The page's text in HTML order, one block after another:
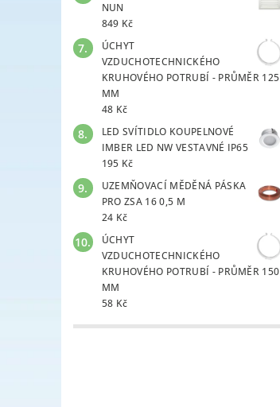
NUN
849 Kč
ÚCHYT
VZDUCHOTECHNICKÉHO
KRUHOVÉHO POTRUBÍ - PRŮMĚR 125
MM
48 Kč
LED SVÍTIDLO KOUPELNOVÉ
IMBER LED NW VESTAVNÉ IP65
195 Kč
UZEMŇOVACÍ MĚDĚNÁ PÁSKA
PRO ZSA 16 0,5 M
24 Kč
ÚCHYT
VZDUCHOTECHNICKÉHO
KRUHOVÉHO POTRUBÍ - PRŮMĚR 150
MM
58 Kč